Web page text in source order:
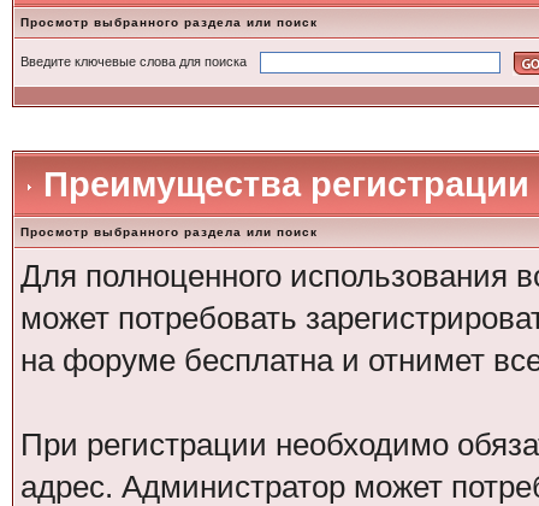
Просмотр выбранного раздела или поиск
Введите ключевые слова для поиска
Преимущества регистрации
Просмотр выбранного раздела или поиск
Для полноценного использования
может потребовать
на форуме бесплатна и отнимет
При регистрации необходимо
адрес. Администратор может